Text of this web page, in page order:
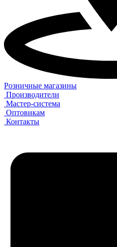
Розничные магазины
Производители
Мастер-система
Оптовикам
Контакты